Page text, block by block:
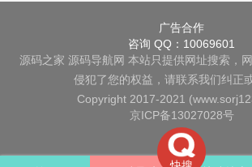
广告合作
咨询 QQ：10069601
源码之家 源码导航网 本站只提供网址搜索，
侵犯了您的权益，请联系我们纠正
Copyright 2017-2021
京ICP备13027028号